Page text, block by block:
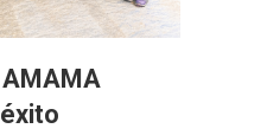
AMAMA